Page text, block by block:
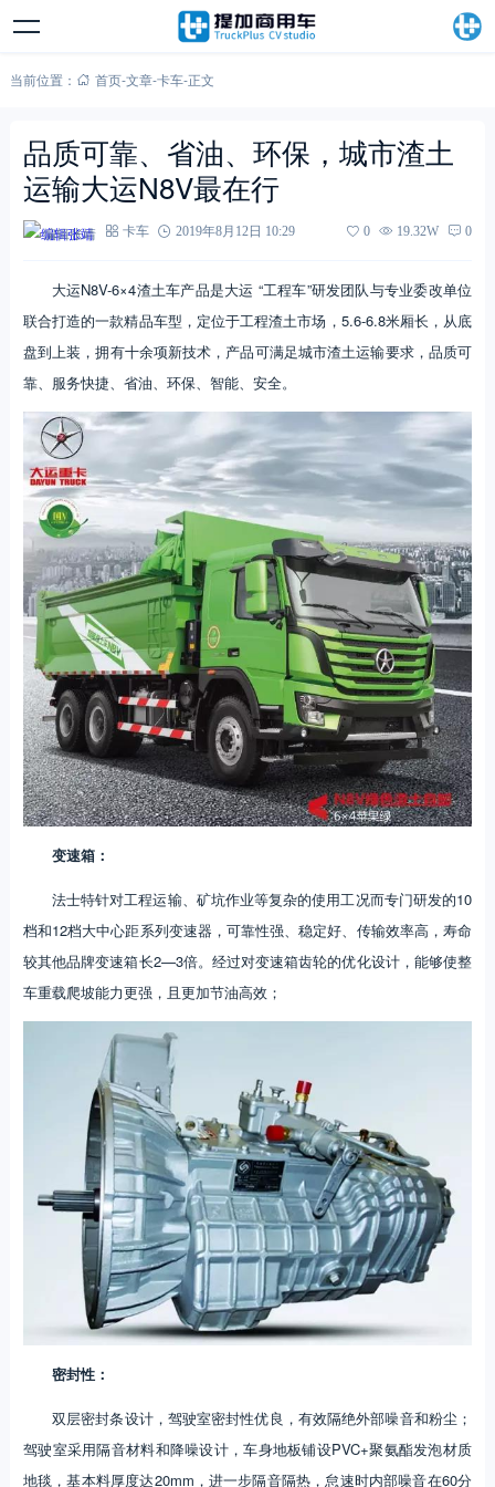
当前位置： 首页-文章-卡车-正文
品质可靠、省油、环保，城市渣土
运输大运N8V最在行
编辑张靖 卡车 2019年8月12日 10:29 0 19.32W 0
大运N8V-6×4渣土车产品是大运 “工程车”研发团队与专业委改单位
联合打造的一款精品车型，定位于工程渣土市场，5.6-6.8米厢长，从底
盘到上装，拥有十余项新技术，产品可满足城市渣土运输要求，品质可
靠、服务快捷、省油、环保、智能、安全。
变速箱：
法士特针对工程运输、矿坑作业等复杂的使用工况而专门研发的10
档和12档大中心距系列变速器，可靠性强、稳定好、传输效率高，寿命
较其他品牌变速箱长2—3倍。经过对变速箱齿轮的优化设计，能够使整
车重载爬坡能力更强，且更加节油高效；
密封性：
双层密封条设计，驾驶室密封性优良，有效隔绝外部噪音和粉尘；
驾驶室采用隔音材料和降噪设计，车身地板铺设PVC+聚氨酯发泡材质
地毯，基本料厚度达20mm，进一步隔音隔热，怠速时内部噪音在60分